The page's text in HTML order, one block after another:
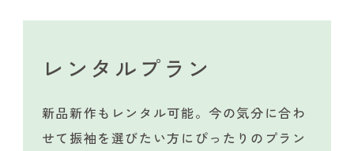
レンタルプラン
新品新作もレンタル可能。今の気分に合わ
せて振袖を選びたい方にぴったりのプラン